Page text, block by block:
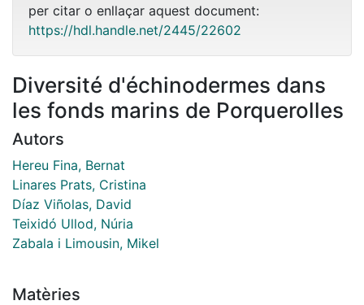
per citar o enllaçar aquest document:
https://hdl.handle.net/2445/22602
Diversité d'échinodermes dans
les fonds marins de Porquerolles
Autors
Hereu Fina, Bernat
Linares Prats, Cristina
Díaz Viñolas, David
Teixidó Ullod, Núria
Zabala i Limousin, Mikel
Matèries